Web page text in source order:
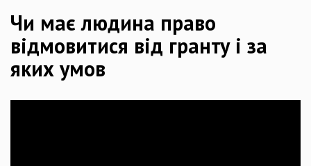
Чи має людина право
відмовитися від гранту і за
яких умов